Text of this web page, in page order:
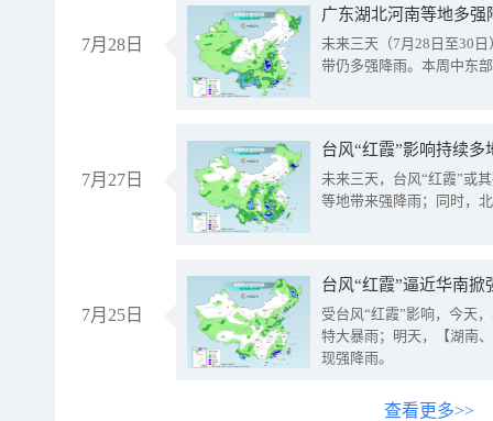
7月28日
广东湖北河南等地多
未来三天（7月28日至30
带仍多强降雨。本周中东
7月27日
台风“红霞”影响持续
未来三天，台风“红霞”或
等地带来强降雨；同时，
7月25日
台风“红霞”逼近华南
受台风“红霞”影响，今天
特大暴雨；明天，【湖南
现强降雨。
查看更多>>